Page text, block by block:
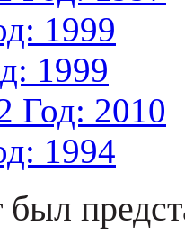
1999
1999
Год: 2010
1994
был